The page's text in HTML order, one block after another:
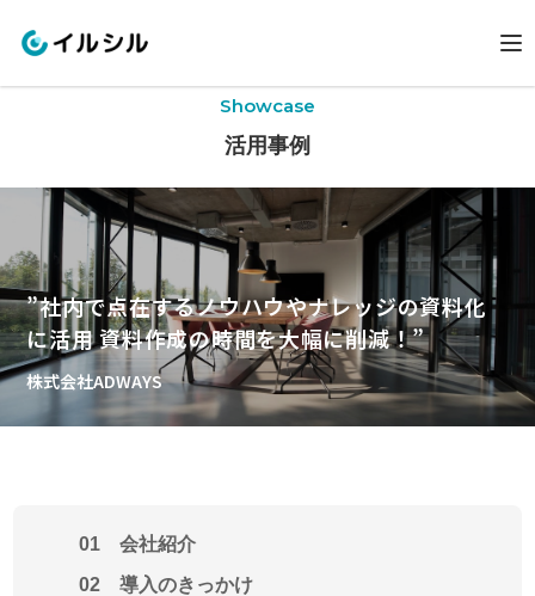
Showcase
活用事例
”社内で点在するノウハウやナレッジの資料化
に活用 資料作成の時間を大幅に削減！”
株式会社ADWAYS
01 会社紹介
02 導入のきっかけ